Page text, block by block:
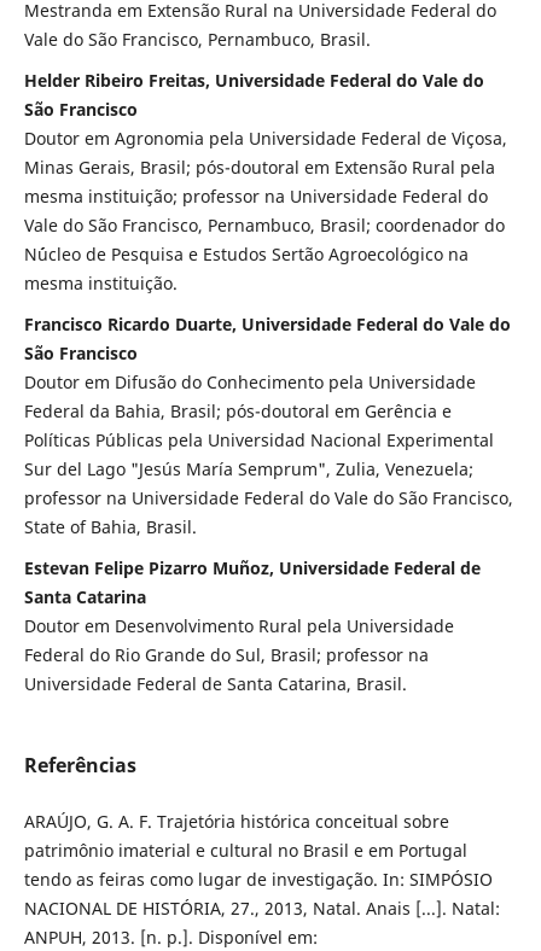
Mestranda em Extensão Rural na Universidade Federal do
Vale do São Francisco, Pernambuco, Brasil.
Helder Ribeiro Freitas, Universidade Federal do Vale do
São Francisco
Doutor em Agronomia pela Universidade Federal de Viçosa,
Minas Gerais, Brasil; pós-doutoral em Extensão Rural pela
mesma instituição; professor na Universidade Federal do
Vale do São Francisco, Pernambuco, Brasil; coordenador do
N´úcleo de Pesquisa e Estudos Sertão Agroecológico na
mesma instituição.
Francisco Ricardo Duarte, Universidade Federal do Vale do
São Francisco
Doutor em Difusão do Conhecimento pela Universidade
Federal da Bahia, Brasil; pós-doutoral em Gerência e
Políticas Públicas pela Universidad Nacional Experimental
Sur del Lago "Jesús María Semprum", Zulia, Venezuela;
professor na Universidade Federal do Vale do São Francisco,
State of Bahia, Brasil.
Estevan Felipe Pizarro Muñoz, Universidade Federal de
Santa Catarina
Doutor em Desenvolvimento Rural pela Universidade
Federal do Rio Grande do Sul, Brasil; professor na
Universidade Federal de Santa Catarina, Brasil.
Referências
ARAÚJO, G. A. F. Trajetória histórica conceitual sobre
patrimônio imaterial e cultural no Brasil e em Portugal
tendo as feiras como lugar de investigação. In: SIMPÓSIO
NACIONAL DE HISTÓRIA, 27., 2013, Natal. Anais [...]. Natal:
ANPUH, 2013. [n. p.]. Disponível em: